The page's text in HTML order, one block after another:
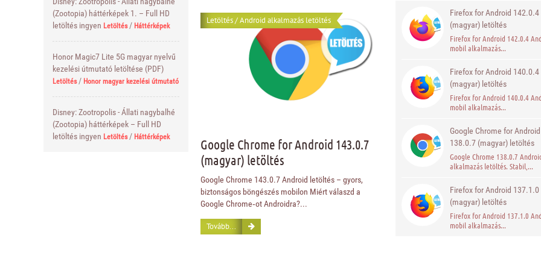
(Zootopia) háttérképek 1. – Full HD
letöltés ingyen Letöltés/ Háttérképek
Honor Magic7 Lite 5G magyar nyelvű
kezelési útmutató letöltése (PDF)
Letöltés/ Honor magyar kezelési útmutató
Disney: Zootropolis - Állati nagybalhé
(Zootopia) háttérképek – Full HD
letöltés ingyen Letöltés/ Háttérképek
Letöltés/Android alkalmazás letöltés
Google Chrome for Android 143.0.7
(magyar) letöltés
Google Chrome 143.0.7 Android letöltés – gyors,
biztonságos böngészés mobilon Miért válaszd a
Google Chrome‑ot Androidra?...
Tovább...
Firefox for Android 142.0.4
(magyar) letöltés
Firefox for Android 142.0.4
mobil alkalmazás...
Firefox for Android 140.0.4
(magyar) letöltés
Firefox for Android 140.0.4
mobil alkalmazás...
Google Chrome for Android
138.0.7 (magyar) letöltés
Google Chrome 138.0.7
alkalmazás letöltés. Stabil,...
Firefox for Android 137.1.0
(magyar) letöltés
Firefox for Android 137.1.0
mobil alkalmazás...